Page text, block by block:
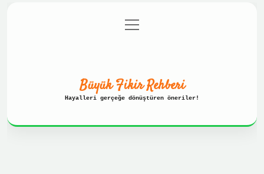
Gizlilik Politikası
menüyü
aç
Büyük Fikir Rehberi
Hayalleri gerçeğe dönüştüren öneriler!